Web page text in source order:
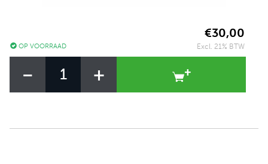
OP VOORRAAD
€30,00
Excl. 21% BTW
- +